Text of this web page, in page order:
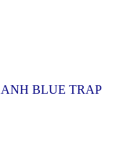
BLUE TRAP